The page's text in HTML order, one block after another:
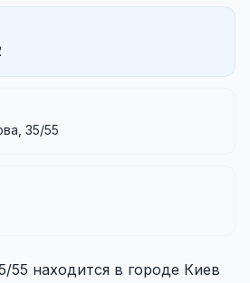
35/55
55 находится в городе Киев